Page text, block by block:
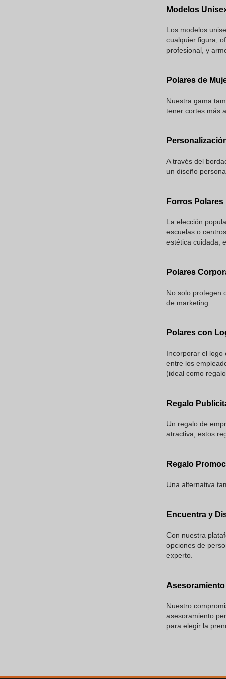
Modelos
Los modelos
cualquier figura,
profesional, y
Polares de
Nuestra gama
tener cortes más
A través del
un diseño
Forros
La elección
escuelas o
estética cuidada,
Polares
No solo protegen
de marketing.
Polares con
Incorporar el logo
entre los
(ideal como
Regalo
Un regalo de
atractiva, estos
Regalo
Una alternativa
Encuentra y
Con nuestra
opciones de
experto.
Nuestro
asesoramiento
para elegir la